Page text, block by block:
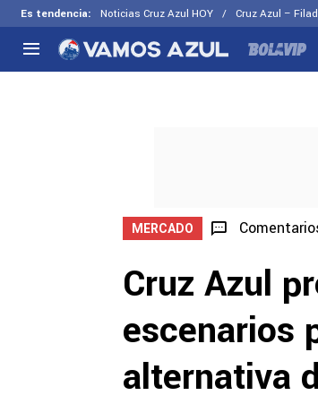
Es tendencia: Noticias Cruz Azul HOY Cruz Azul –
Selección Mexicana
MERCADO
Cruz Azul
escenarios
alternativa